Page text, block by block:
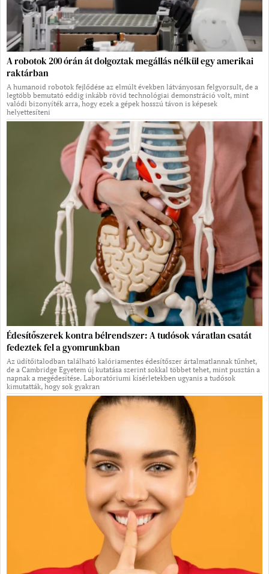
A robotok 200 órán át dolgoztak megállás nélkül egy amerikai
raktárban
A humanoid robotok fejlődése az elmúlt években látványosan felgyorsult, de a
legtöbb bemutató eddig inkább rövid technológiai demonstráció volt, mint
valódi bizonyíték arra, hogy ezek a gépek hosszú távon is képesek
helyettesíteni
Édesítőszerek kontra bélrendszer: A tudósok váratlan csatát
fedeztek fel a gyomrunkban
Az üdítőitalodban található kalóriamentes édesítőszer ártalmatlannak tűnhet,
de a Cambridge Egyetem új kutatása szerint sokkal többet tehet, mint pusztán a
napnak a megédesítése. Laboratóriumi kísérletekben ugyanis a tudósok
kimutatták, hogy sok gyakran